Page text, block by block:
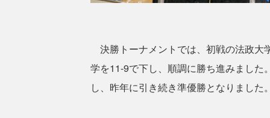
決勝トーナメントでは、初戦の法政大
学を11-9で下し、順調に勝ち進みまし
し、昨年に引き続き準優勝となりました